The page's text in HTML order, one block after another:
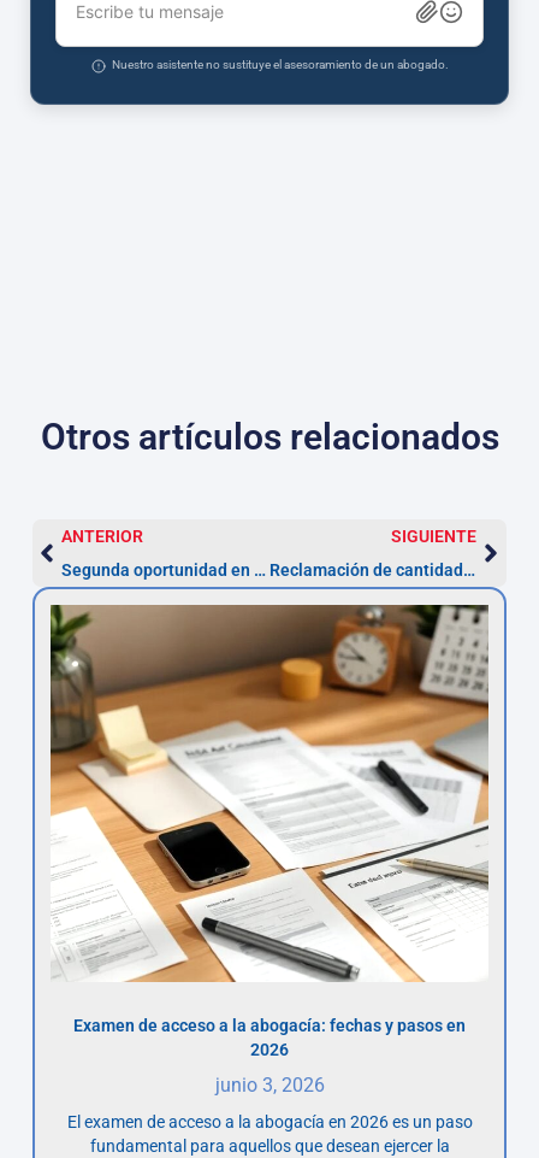
Escribe tu mensaje
Nuestro asistente no sustituye el asesoramiento de un abogado.
Otros artículos relacionados
ANTERIOR
Segunda oportunidad en Cartagena: exoneración en meses
SIGUIENTE
Reclamación de cantidad en Cartagena: pasos y plazo (5 años)
Examen de acceso a la abogacía: fechas y pasos en
2026
junio 3, 2026
El examen de acceso a la abogacía en 2026 es un paso
fundamental para aquellos que desean ejercer la